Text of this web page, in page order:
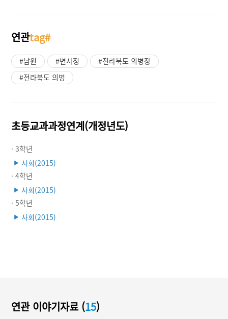
연관tag#
#남원 #변사정
#전라북도 의병장
#전라북도 의병
초등교과과정연계(개정년도)
· 3학년
▶ 사회(2015)
· 4학년
▶ 사회(2015)
· 5학년
▶ 사회(2015)
연관 이야기자료 (15)